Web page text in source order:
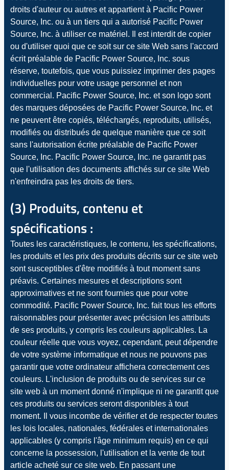
droits d'auteur ou autres et appartient à Pacific Power
Source, Inc. ou à un tiers qui a autorisé Pacific Power
Source, Inc. à utiliser ce matériel. Il est interdit de copier
ou d'utiliser quoi que ce soit sur ce site Web sans l'accord
écrit préalable de Pacific Power Source, Inc. sous
réserve, toutefois, que vous puissiez imprimer des pages
individuelles pour votre usage personnel et non
commercial. Pacific Power Source, Inc. et son logo sont
des marques déposées de Pacific Power Source, Inc. et
ne peuvent être copiés, téléchargés, reproduits, utilisés,
modifiés ou distribués de quelque manière que ce soit
sans l'autorisation écrite préalable de Pacific Power
Source, Inc. Pacific Power Source, Inc. ne garantit pas
que l'utilisation des documents affichés sur ce site Web
n'enfreindra pas les droits de tiers.
(3) Produits, contenu et
spécifications :
Toutes les caractéristiques, le contenu, les spécifications,
les produits et les prix des produits décrits sur ce site web
sont susceptibles d'être modifiés à tout moment sans
préavis. Certaines mesures et descriptions sont
approximatives et ne sont fournies que pour votre
commodité. Pacific Power Source, Inc. fait tous les efforts
raisonnables pour présenter avec précision les attributs
de ses produits, y compris les couleurs applicables. La
couleur réelle que vous voyez, cependant, peut dépendre
de votre système informatique et nous ne pouvons pas
garantir que votre ordinateur affichera correctement ces
couleurs. L'inclusion de produits ou de services sur ce
site web à un moment donné n'implique ni ne garantit que
ces produits ou services seront disponibles à tout
moment. Il vous incombe de vérifier et de respecter toutes
les lois locales, nationales, fédérales et internationales
applicables (y compris l'âge minimum requis) en ce qui
concerne la possession, l'utilisation et la vente de tout
article acheté sur ce site web. En passant une